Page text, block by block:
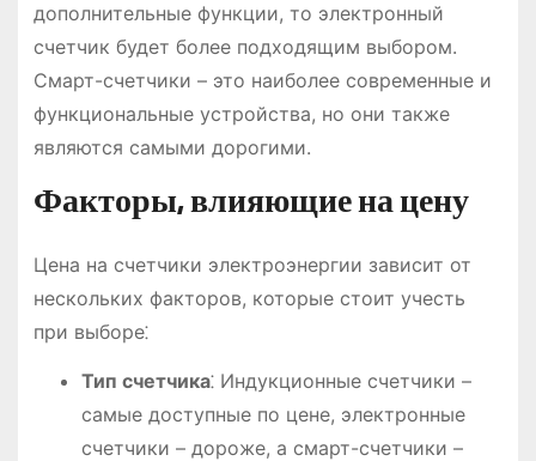
дополнительные функции, то электронный
счетчик будет более подходящим выбором.
Смарт-счетчики – это наиболее современные и
функциональные устройства, но они также
являются самыми дорогими.
Факторы, влияющие на цену
Цена на счетчики электроэнергии зависит от
нескольких факторов, которые стоит учесть
при выборе⁚
Тип счетчика⁚ Индукционные счетчики –
самые доступные по цене, электронные
счетчики – дороже, а смарт-счетчики –